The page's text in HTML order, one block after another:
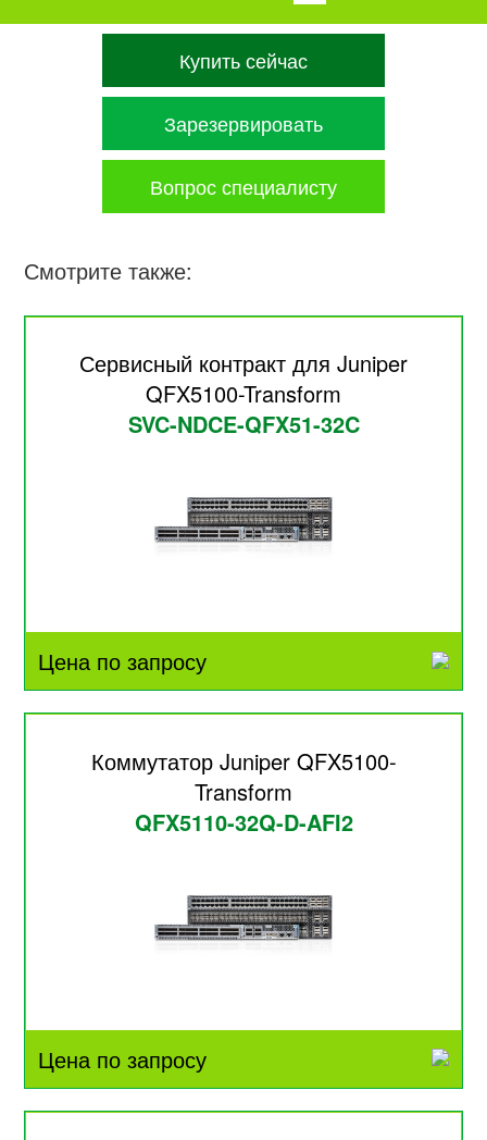
Купить сейчас
Зарезервировать
Вопрос специалисту
Смотрите также:
Сервисный контракт для Juniper
QFX5100-Transform
SVC-NDCE-QFX51-32C
Цена по запросу
Коммутатор Juniper QFX5100-
Transform
QFX5110-32Q-D-AFI2
Цена по запросу